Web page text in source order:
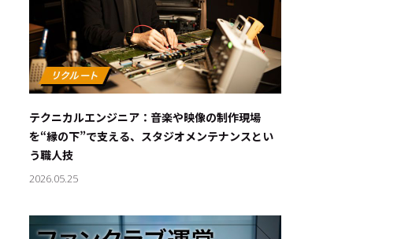
キーワード：
#エンタメ業界のちょっといい話
#リクルート
テクニカルエンジニア：音楽や映像の制作現場
を“縁の下”で支える、スタジオメンテナンスとい
う職人技
2026.05.25